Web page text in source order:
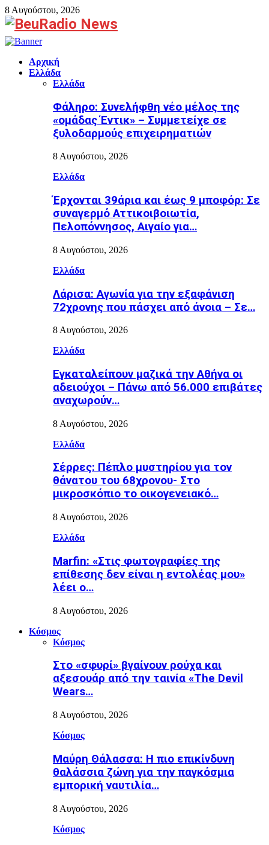
8 Αυγούστου, 2026
Facebook
Αρχική
Ελλάδα
Ελλάδα
Φάληρο: Συνελήφθη νέο μέλος της
«ομάδας Έντικ» – Συμμετείχε σε
ξυλοδαρμούς επιχειρηματιών
8 Αυγούστου, 2026
Ελλάδα
Έρχονται 39άρια και έως 9 μποφόρ: Σε
συναγερμό Αττικοιβοιωτία,
Πελοπόννησος, Αιγαίο για…
8 Αυγούστου, 2026
Ελλάδα
Λάρισα: Αγωνία για την εξαφάνιση
72χρονης που πάσχει από άνοια – Σε…
8 Αυγούστου, 2026
Ελλάδα
Εγκαταλείπουν μαζικά την Αθήνα οι
αδειούχοι – Πάνω από 56.000 επιβάτες
αναχωρούν…
8 Αυγούστου, 2026
Ελλάδα
Σέρρες: Πέπλο μυστηρίου για τον
θάνατου του 68χρονου- Στο
μικροσκόπιο το οικογενειακό…
8 Αυγούστου, 2026
Ελλάδα
Marfin: «Στις φωτογραφίες της
επίθεσης δεν είναι η εντολέας μου»
λέει ο…
8 Αυγούστου, 2026
Κόσμος
Κόσμος
Στο «σφυρί» βγαίνουν ρούχα και
αξεσουάρ από την ταινία «The Devil
Wears…
8 Αυγούστου, 2026
Κόσμος
Μαύρη Θάλασσα: Η πιο επικίνδυνη
θαλάσσια ζώνη για την παγκόσμια
εμπορική ναυτιλία…
8 Αυγούστου, 2026
Κόσμος